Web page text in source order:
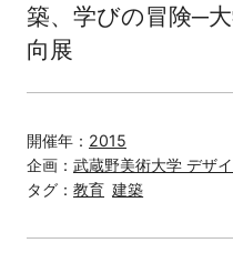
築、学びの冒険─
向展
開催年： 2015
企画： 武蔵野美術大学 デザ
タグ： 教育 建築